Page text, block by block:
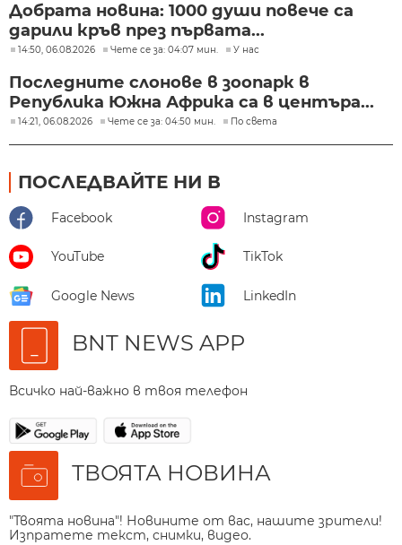
Добрата новина: 1000 души повече са
дарили кръв през първата...
14:50, 06.08.2026 Чете се за: 04:07 мин. У нас
Последните слонове в зоопарк в
Република Южна Африка са в центъра...
14:21, 06.08.2026 Чете се за: 04:50 мин. По света
ПОСЛЕДВАЙТЕ НИ В
Facebook Instagram
YouTube TikTok
Google News LinkedIn
BNT NEWS APP
Всичко най-важно в твоя телефон
ТВОЯТА НОВИНА
"Твоята новина"! Новините от вас, нашите зрители!
Изпратете текст, снимки, видео.